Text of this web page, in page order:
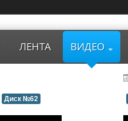
ЛЕНТА ВИДЕО
Диск №62